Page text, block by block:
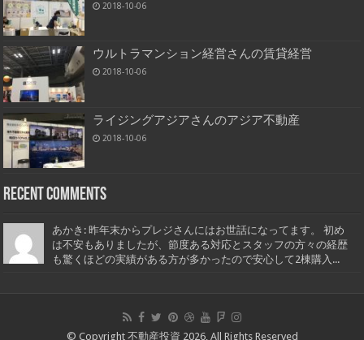
2018-10-06
ウルトラマンション経営さんの賃貸経営
2018-10-06
ライジングアジアさんのアジア不動産
2018-10-06
Recent Comments
あかき: 昨年末からプレジさんにはお世話になってます。 初め
は不安もありましたが、節度ある対応とスタッフの方々の経歴
も驚くほどの実績がある方が多かったので安心して2棟購入...
© Copyright 不動産投資 2026, All Rights Reserved